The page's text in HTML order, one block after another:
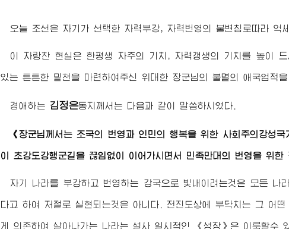
오늘 조선은 자기가 선택한 자력부강, 자력번영의 불변침로따라 억
이 자랑찬 현실은 한평생 자주의 기치, 자력갱생의 기치를 높이
있는 튼튼한 밑천을 마련하여주신 위대한 장군님 의 불멸의 애국업적
경애하는 김정은동지 께서는 다음과 같이 말씀하시였다.
《장군님께서는 조국의 번영과 인민의 행복을 위한 사회주의강성
이 초강도강행군길을 끊임없이 이어가시면서 민족만대의 번영을 위
자기 나라를 부강하고 번영하는 강국으로 빛내이려는것은 모든
다고 하여 저절로 실현되는것은 아니다. 전진도상에 부닥치는 그 어
게 의존하여 살아나가는 나라는 설사 일시적인 《성장》은 이룩할수